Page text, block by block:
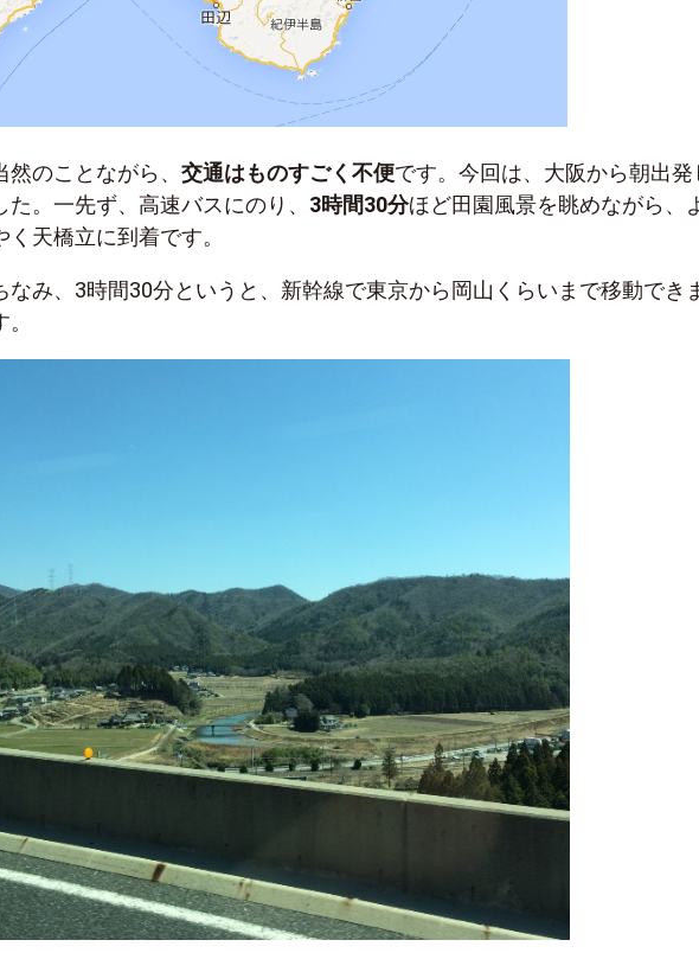
然のことながら、 交通はものすごく不便です。今回は、大阪から朝出発
た。一先ず、高速バスにのり、 3時間30分ほど田園風景を眺めながら、
く天橋立に到着です。
なみ、3時間30分というと、新幹線で東京から岡山くらいまで移動でき
。